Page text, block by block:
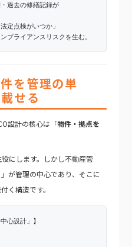
過去の修繕記録が
定点検がいつか」
プライアンスリスクを生む。
を管理の単
せる
設計の核心は「物件・拠点を
にします。しかし不動産管
」が管理の中心であり、そこに
く構造です。
心設計」】